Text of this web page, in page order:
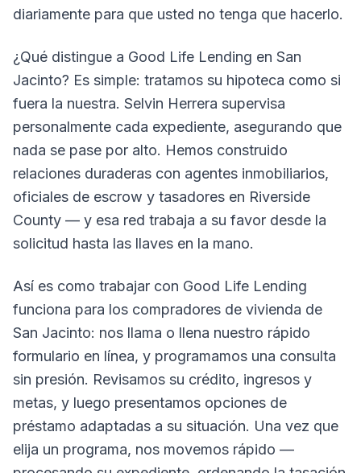
diariamente para que usted no tenga que hacerlo.
¿Qué distingue a Good Life Lending en San
Jacinto? Es simple: tratamos su hipoteca como si
fuera la nuestra. Selvin Herrera supervisa
personalmente cada expediente, asegurando que
nada se pase por alto. Hemos construido
relaciones duraderas con agentes inmobiliarios,
oficiales de escrow y tasadores en Riverside
County — y esa red trabaja a su favor desde la
solicitud hasta las llaves en la mano.
Así es como trabajar con Good Life Lending
funciona para los compradores de vivienda de
San Jacinto: nos llama o llena nuestro rápido
formulario en línea, y programamos una consulta
sin presión. Revisamos su crédito, ingresos y
metas, y luego presentamos opciones de
préstamo adaptadas a su situación. Una vez que
elija un programa, nos movemos rápido —